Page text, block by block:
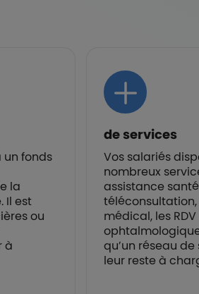
fonds
la
Il est
ou
à
de services
Vos salariés
nombreux
assistance
médical, les RDV
qu’un réseau
leur reste à